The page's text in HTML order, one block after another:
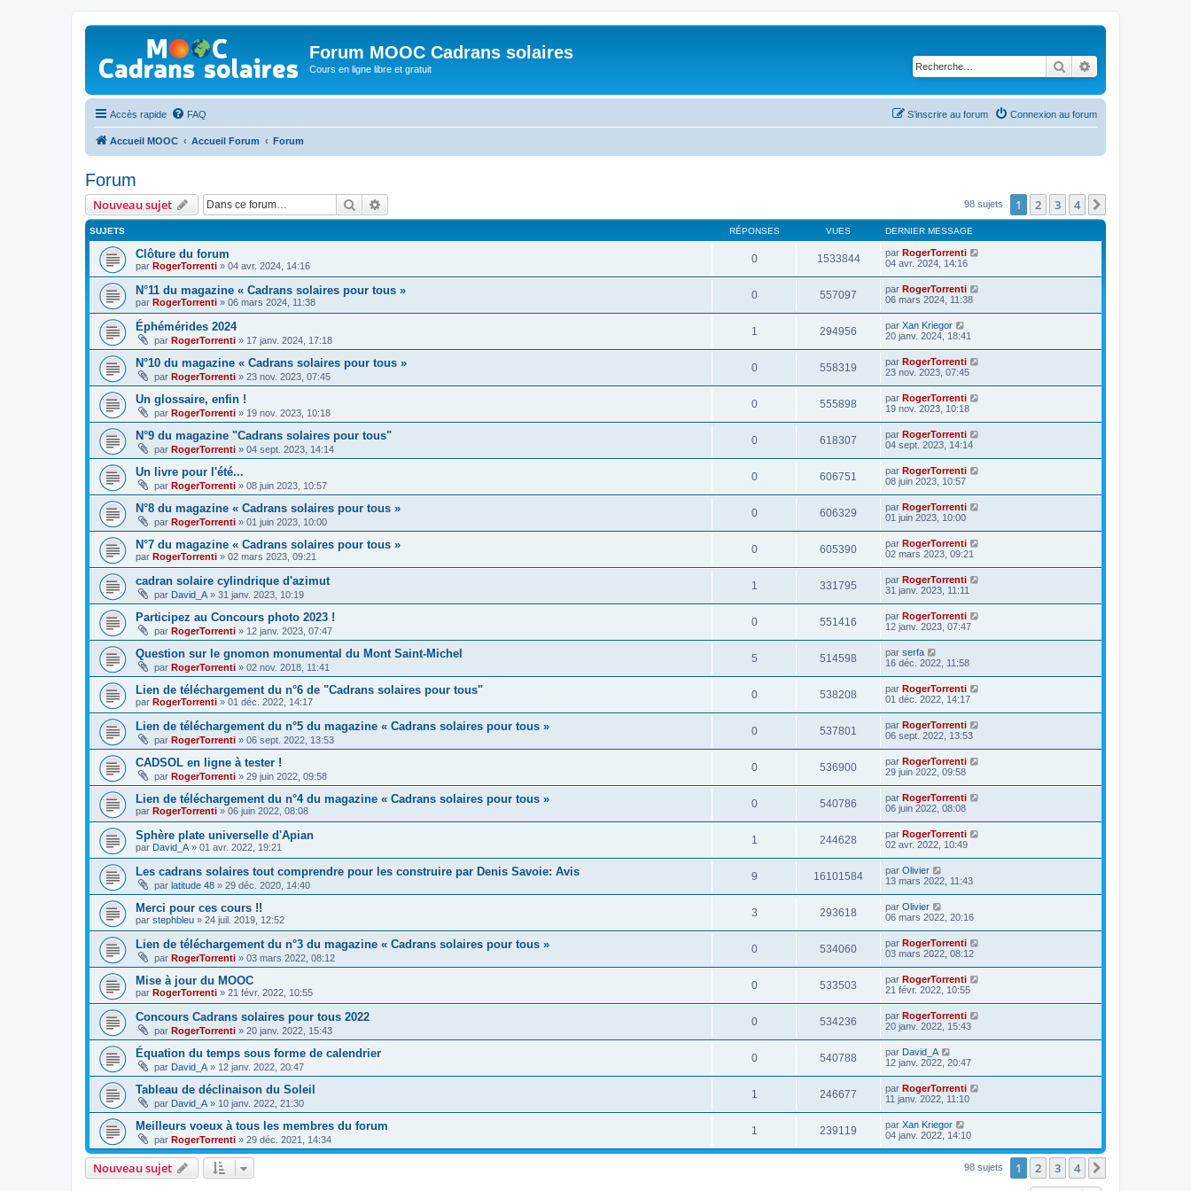
Forum MOOC Cadrans solaires
Cours en ligne libre et gratuit Rechercher
Accès rapide FAQ Connexion au forum
S’inscrire au forum
Accueil MOOC Accueil Forum Forum
Forum
Nouveau sujet Rechercher 98 sujets 1 2 3 4
SUJETS RÉPONSES VUES DERNIER MESSAGE
Clôture du forum
par RogerTorrenti » 04 avr. 2024, 14:16
0 1533844 par RogerTorrenti
04 avr. 2024, 14:16
N°11 du magazine « Cadrans solaires pour tous »
par RogerTorrenti » 06 mars 2024, 11:38
0 557097 par RogerTorrenti
06 mars 2024, 11:38
Éphémérides 2024
par RogerTorrenti » 17 janv. 2024, 17:18
1 294956 par Xan Kriegor
20 janv. 2024, 18:41
N°10 du magazine « Cadrans solaires pour tous »
par RogerTorrenti » 23 nov. 2023, 07:45
0 558319 par RogerTorrenti
23 nov. 2023, 07:45
Un glossaire, enfin !
par RogerTorrenti » 19 nov. 2023, 10:18
0 555898 par RogerTorrenti
19 nov. 2023, 10:18
N°9 du magazine "Cadrans solaires pour tous"
par RogerTorrenti » 04 sept. 2023, 14:14
0 618307 par RogerTorrenti
04 sept. 2023, 14:14
Un livre pour l'été...
par RogerTorrenti » 08 juin 2023, 10:57
0 606751 par RogerTorrenti
08 juin 2023, 10:57
N°8 du magazine « Cadrans solaires pour tous »
par RogerTorrenti » 01 juin 2023, 10:00
0 606329 par RogerTorrenti
01 juin 2023, 10:00
N°7 du magazine « Cadrans solaires pour tous »
par RogerTorrenti » 02 mars 2023, 09:21
0 605390 par RogerTorrenti
02 mars 2023, 09:21
cadran solaire cylindrique d'azimut
par David_A » 31 janv. 2023, 10:19
1 331795 par RogerTorrenti
31 janv. 2023, 11:11
Participez au Concours photo 2023 !
par RogerTorrenti » 12 janv. 2023, 07:47
0 551416 par RogerTorrenti
12 janv. 2023, 07:47
Question sur le gnomon monumental du Mont Saint-Michel
par RogerTorrenti » 02 nov. 2018, 11:41
5 514598 par serfa
16 déc. 2022, 11:58
Lien de téléchargement du n°6 de "Cadrans solaires pour tous"
par RogerTorrenti » 01 déc. 2022, 14:17
0 538208 par RogerTorrenti
01 déc. 2022, 14:17
Lien de téléchargement du n°5 du magazine « Cadrans solaires pour tous »
par RogerTorrenti » 06 sept. 2022, 13:53
0 537801 par RogerTorrenti
06 sept. 2022, 13:53
CADSOL en ligne à tester !
par RogerTorrenti » 29 juin 2022, 09:58
0 536900 par RogerTorrenti
29 juin 2022, 09:58
Lien de téléchargement du n°4 du magazine « Cadrans solaires pour tous »
par RogerTorrenti » 06 juin 2022, 08:08
0 540786 par RogerTorrenti
06 juin 2022, 08:08
Sphère plate universelle d'Apian
par David_A » 01 avr. 2022, 19:21
1 244628 par RogerTorrenti
02 avr. 2022, 10:49
Les cadrans solaires tout comprendre pour les construire par Denis Savoie: Avis
par latitude 48 » 29 déc. 2020, 14:40
9 16101584 par Olivier
13 mars 2022, 11:43
Merci pour ces cours !!
par stephbleu » 24 juil. 2019, 12:52
3 293618 par Olivier
06 mars 2022, 20:16
Lien de téléchargement du n°3 du magazine « Cadrans solaires pour tous »
par RogerTorrenti » 03 mars 2022, 08:12
0 534060 par RogerTorrenti
03 mars 2022, 08:12
Mise à jour du MOOC
par RogerTorrenti » 21 févr. 2022, 10:55
0 533503 par RogerTorrenti
21 févr. 2022, 10:55
Concours Cadrans solaires pour tous 2022
par RogerTorrenti » 20 janv. 2022, 15:43
0 534236 par RogerTorrenti
20 janv. 2022, 15:43
Équation du temps sous forme de calendrier
par David_A » 12 janv. 2022, 20:47
0 540788 par David_A
12 janv. 2022, 20:47
Tableau de déclinaison du Soleil
par David_A » 10 janv. 2022, 21:30
1 246677 par RogerTorrenti
11 janv. 2022, 11:10
Meilleurs voeux à tous les membres du forum
par RogerTorrenti » 29 déc. 2021, 14:34
1 239119 par Xan Kriegor
04 janv. 2022, 14:10
Nouveau sujet 98 sujets 1 2 3 4